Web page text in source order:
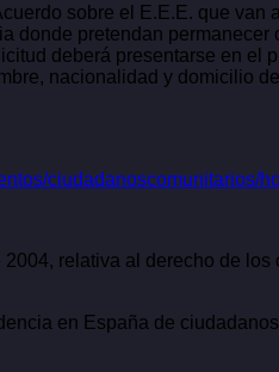
sobre el E.E.E. que
pretendan
deberá presentarse en el
nacionalidad y domicilio
ciudadanoscomunitarios/
relativa al derecho de
en España de